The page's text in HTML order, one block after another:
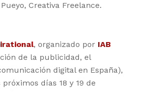
Creativa Freelance.
, organizado por IAB
de la publicidad, el
digital en España),
días 18 y 19 de